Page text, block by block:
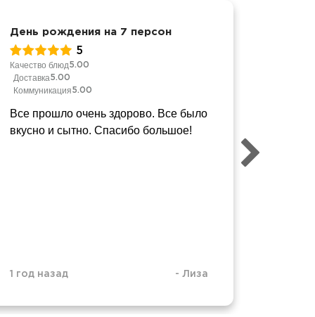
День рождения на 7 персон
5
Качество блюд5.00
Доставка5.00
Коммуникация5.00
Все прошло очень здорово. Все было
вкусно и сытно. Спасибо большое!
1 год назад - Лиза